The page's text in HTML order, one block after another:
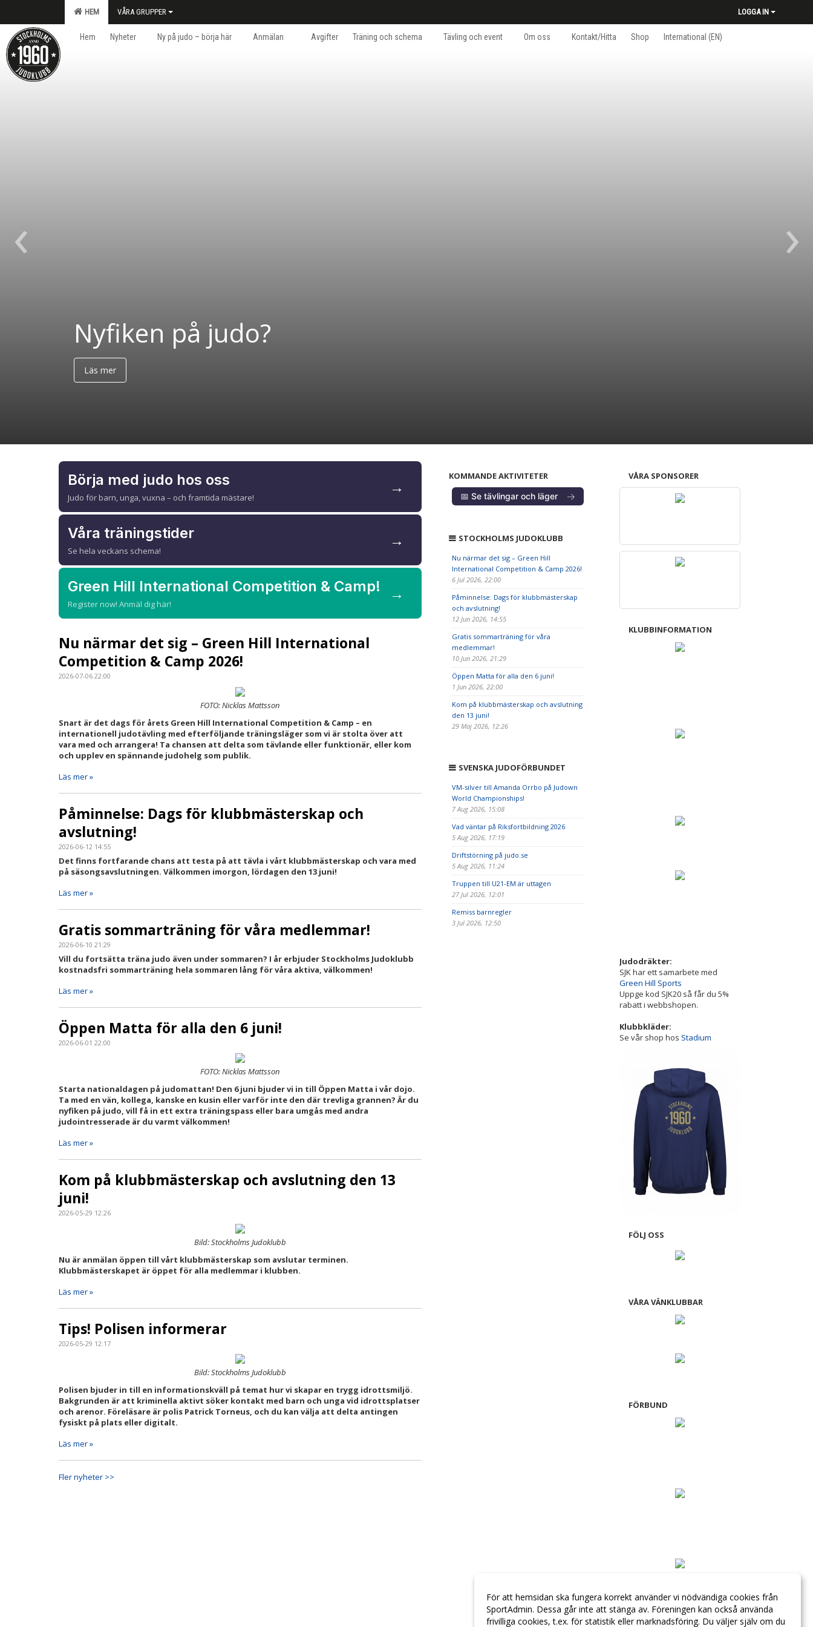
HEM VÅRA GRUPPER LOGGA IN
Hem Nyheter Ny på judo – börja här Anmälan Avgifter Träning och schema Tävling och event Om oss Kontakt/Hitta Shop International (EN)
Prova på!
‹ ›
Börja med judo hos oss
Judo för barn, unga, vuxna – och framtida mästare!
→
Våra träningstider
Se hela veckans schema!
→
Green Hill International Competition & Camp!
Register now! Anmäl dig här!
→
Nu närmar det sig – Green Hill International
Competition & Camp 2026!
2026-07-06 22:00
FOTO: Nicklas Mattsson
Snart är det dags för årets Green Hill International Competition & Camp – en
internationell judotävling med efterföljande träningsläger som vi är stolta över att
vara med och arrangera! Ta chansen att delta som tävlande eller funktionär, eller kom
och upplev en spännande judohelg som publik.
Läs mer »
Påminnelse: Dags för klubbmästerskap och
avslutning!
2026-06-12 14:55
Det finns fortfarande chans att testa på att tävla i vårt klubbmästerskap och vara med
på säsongsavslutningen. Välkommen imorgon, lördagen den 13 juni!
Läs mer »
Gratis sommarträning för våra medlemmar!
2026-06-10 21:29
Vill du fortsätta träna judo även under sommaren? I år erbjuder Stockholms Judoklubb
kostnadsfri sommarträning hela sommaren lång för våra aktiva, välkommen!
Läs mer »
Öppen Matta för alla den 6 juni!
2026-06-01 22:00
FOTO: Nicklas Mattsson
Starta nationaldagen på judomattan! Den 6 juni bjuder vi in till Öppen Matta i vår dojo.
Ta med en vän, kollega, kanske en kusin eller varför inte den där trevliga grannen? Är du
nyfiken på judo, vill få in ett extra träningspass eller bara umgås med andra
judointresserade är du varmt välkommen!
Läs mer »
Kom på klubbmästerskap och avslutning den 13
juni!
2026-05-29 12:26
Bild: Stockholms Judoklubb
Nu är anmälan öppen till vårt klubbmästerskap som avslutar terminen.
Klubbmästerskapet är öppet för alla medlemmar i klubben.
Läs mer »
Tips! Polisen informerar
2026-05-29 12:17
Bild: Stockholms Judoklubb
Polisen bjuder in till en informationskväll på temat hur vi skapar en trygg idrottsmiljö.
Bakgrunden är att kriminella aktivt söker kontakt med barn och unga vid idrottsplatser
och arenor. Föreläsare är polis Patrick Torneus, och du kan välja att delta antingen
fysiskt på plats eller digitalt.
Läs mer »
Fler nyheter >>
KOMMANDE AKTIVITETER
📅 Se tävlingar och läger →
STOCKHOLMS JUDOKLUBB
Nu närmar det sig – Green Hill
International Competition & Camp 2026!
6 Jul 2026, 22:00
Påminnelse: Dags för klubbmästerskap
och avslutning!
12 Jun 2026, 14:55
Gratis sommarträning för våra
medlemmar!
10 Jun 2026, 21:29
Öppen Matta för alla den 6 juni!
1 Jun 2026, 22:00
Kom på klubbmästerskap och avslutning
den 13 juni!
29 Maj 2026, 12:26
SVENSKA JUDOFÖRBUNDET
VM-silver till Amanda Orrbo på Judown
World Championships!
7 Aug 2026, 15:08
Vad väntar på Riksfortbildning 2026
5 Aug 2026, 17:19
Driftstörning på judo.se
5 Aug 2026, 11:24
Truppen till U21-EM är uttagen
27 Jul 2026, 12:01
Remiss barnregler
3 Jul 2026, 12:50
VÅRA SPONSORER
KLUBBINFORMATION
Judodräkter:
SJK har ett samarbete med
Green Hill Sports
Uppge kod SJK20 så får du 5%
rabatt i webbshopen.
Klubbkläder:
Se vår shop hos Stadium
FÖLJ OSS
VÅRA VÄNKLUBBAR
FÖRBUND
För att hemsidan ska fungera korrekt använder vi nödvändiga cookies från
SportAdmin. Dessa går inte att stänga av. Föreningen kan också använda
frivilliga cookies, t.ex. för statistik eller marknadsföring. Du väljer själv om du